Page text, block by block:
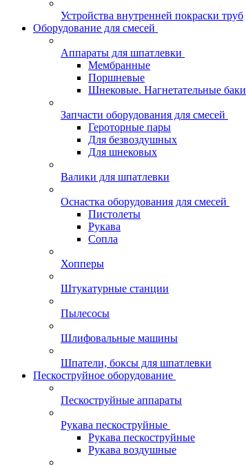
Устройства внутренней покраски труб
Оборудование для смесей
Аппараты для шпатлевки
Мембранные
Поршневые
Шнековые. Нагнетательные баки
Запчасти оборудования для смесей
Героторные пары
Для безвоздушных
Для шнековых
Валики для шпатлевки
Оснастка оборудования для смесей
Пистолеты
Рукава
Сопла
Хопперы
Штукатурные станции
Пылесосы
Шлифовальные машины
Шпатели, боксы для шпатлевки
Пескоструйное оборудование
Пескоструйные аппараты
Рукава пескоструйные
Рукава пескоструйные
Рукава воздушные